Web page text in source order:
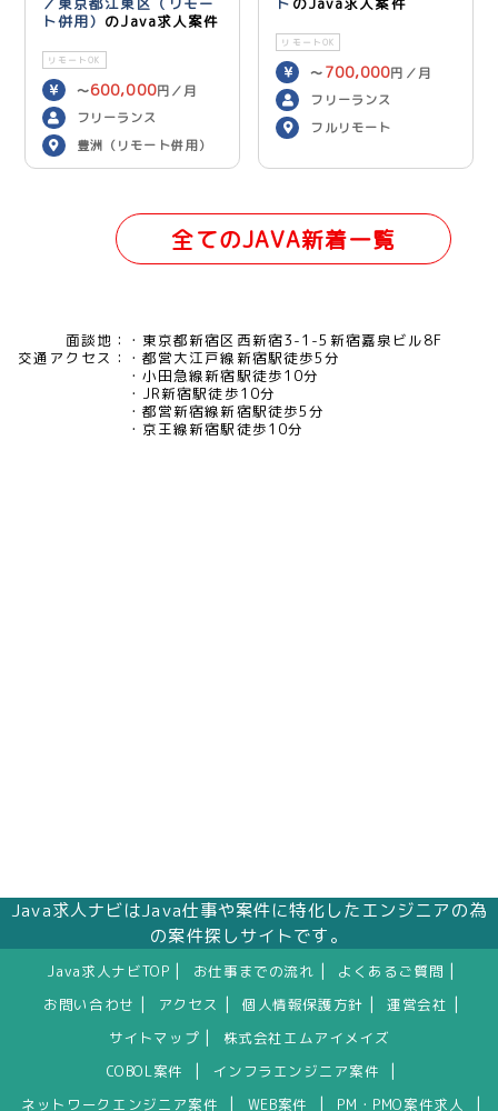
／東京都江東区（リモー
ト併用） のJava求人案件
リモートOK
〜600,000円／月
フリーランス
豊洲（リモート併用）
ト のJava求人案件
リモートOK
〜 700,000円／月
フリーランス
フルリモート
全てのJAVA新着一覧
面談地：
東京都新宿区西新宿3-1-5新宿嘉泉ビル8F
交通アクセス：
都営大江戸線新宿駅徒歩5分
小田急線新宿駅徒歩10分
JR新宿駅徒歩10分
都営新宿線新宿駅徒歩5分
京王線新宿駅徒歩10分
Java求人ナビはJava仕事や案件に特化したエンジニアの為
の案件探しサイトです。
Java求人ナビTOP お仕事までの流れ よくあるご質問
お問い合わせ アクセス 個人情報保護方針 運営会社
サイトマップ
株式会社エムアイメイズ
COBOL案件
インフラエンジニア案件
ネットワークエンジニア案件 WEB案件 PM・PMO案件求人